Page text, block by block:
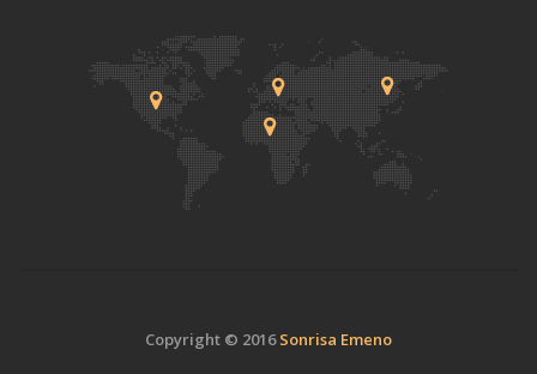
Copyright © 2016Sonrisa Emeno